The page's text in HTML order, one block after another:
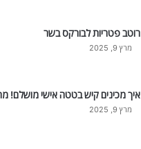
רוטב פטריות לבורקס בשר
מרץ 9, 2025
איך מכינים קיש בטטה אישי מושלם!
מרץ 9, 2025